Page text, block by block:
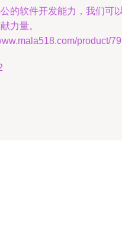
的软件开发能力，我们可
力量。
product/